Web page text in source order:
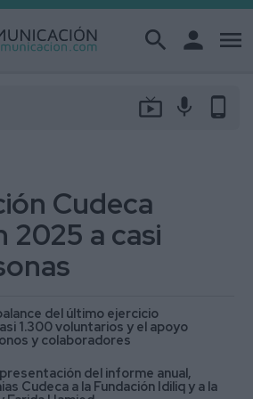
search person menu
live_tv mic phone_android
Cudeca
2025 a casi
del último ejercicio
1.300 voluntarios y el apoyo
y colaboradores
del informe anual,
Cudeca a la Fundación Idiliq y a la